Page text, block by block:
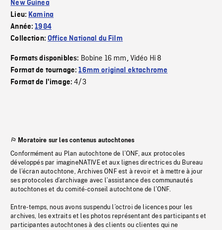
New Guinea
Lieu: Kamina
Année:1984
Collection:Office National du Film
Formats disponibles: Bobine 16 mm, Vidéo Hi 8
Format de tournage:16mm original ektachrome
Format de l'image:4/3
Moratoire sur les contenus autochtones
Conformément au Plan autochtone de l’ONF, aux protocoles
développés par imagineNATIVE et aux lignes directrices du Bureau
de l’écran autochtone, Archives ONF est à revoir et à mettre à jour
ses protocoles d’archivage avec l’assistance des communautés
autochtones et du comité-conseil autochtone de l’ONF.
Entre-temps, nous avons suspendu l’octroi de licences pour les
archives, les extraits et les photos représentant des participants et
participantes autochtones à des clients ou clientes qui ne